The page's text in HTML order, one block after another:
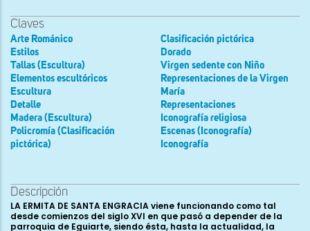
Claves
Arte Románico
Estilos
Tallas (Escultura)
Elementos escultóricos
Escultura
Detalle
Madera (Escultura)
Policromía (Clasificación
pictórica)
Clasificación pictórica
Dorado
Virgen sedente con Niño
Representaciones de la Virgen
María
Representaciones
Iconografía religiosa
Escenas (Iconografía)
Iconografía
Descripción
LA ERMITA DE SANTA ENGRACIA viene funcionando como tal
desde comienzos del siglo XVI en que pasó a depender de la
parroquia de Eguiarte, siendo ésta, hasta la actualidad, la